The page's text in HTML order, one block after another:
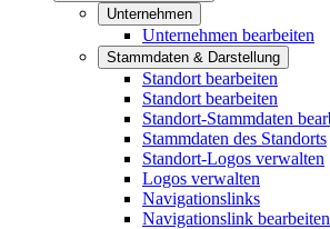
Unternehmen
Unternehmen bearbeiten
Stammdaten & Darstellung
Standort bearbeiten
Standort bearbeiten
Standort-Stammdaten
Stammdaten des Standorts
Standort-Logos verwalten
Logos verwalten
Navigationslinks
Navigationslink bearbeiten